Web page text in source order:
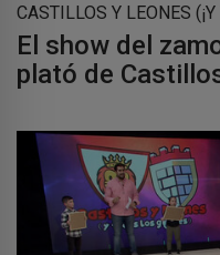
CASTILLOS Y LEONES
El show del
plató de